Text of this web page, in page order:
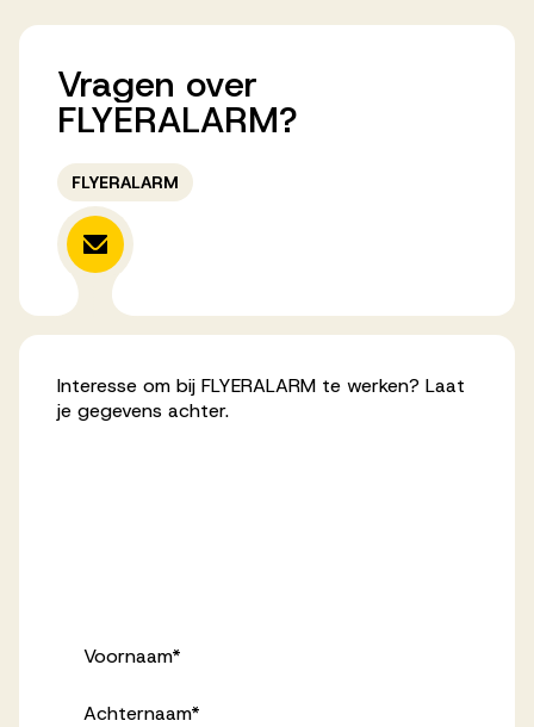
Ons team
Werken bij AV
Aanmelden
Voor kandidaten
Vragen over
FLYERALARM?
FLYERALARM
Interesse om bij FLYERALARM te werken? Laat
je gegevens achter.
Voornaam*
Achternaam*